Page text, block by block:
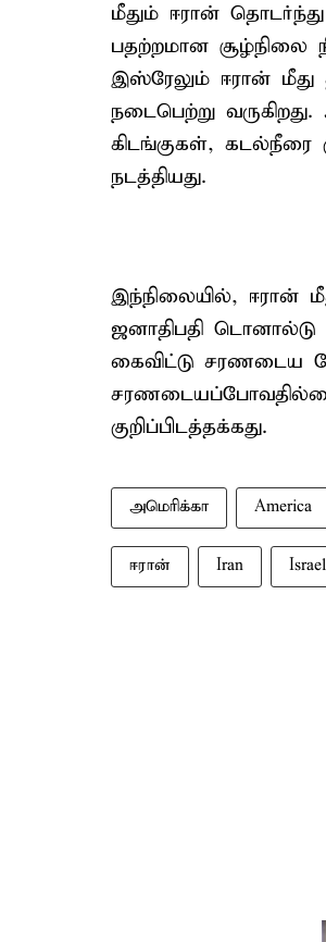
மீதும் ஈரான்
பதற்றமான சூழ்நிலை
இஸ்ரேலும் ஈரான் மீது
நடைபெற்று
கிடங்குகள், கடல்நீரை
நடத்தியது.
இந்நிலையில், ஈரான்
ஜனாதிபதி டொனால்டு
கைவிட்டு சரணடைய
சரணடையப்போவதில்லை
குறிப்பிடத்தக்கது.
அமெரிக்கா America
ஈரான் Iran